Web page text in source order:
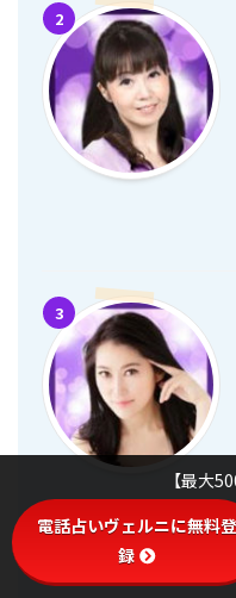
2
3
【最大
電話占いヴェルニに無料登
録